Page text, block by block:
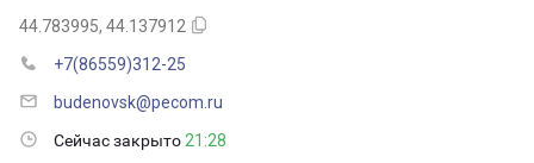
44.783995, 44.137912
+7(86559)312-25
budenovsk@pecom.ru
Сейчас закрыто 21:28